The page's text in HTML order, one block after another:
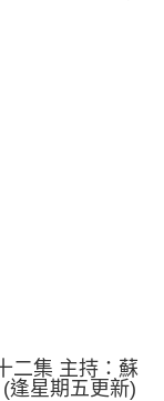
二集 主持：蘇
逢星期五更新)